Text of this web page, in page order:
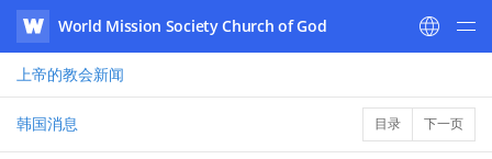
WATV
World Mission Society Church of God
上帝的教会新闻
韩国消息 目录 下一页